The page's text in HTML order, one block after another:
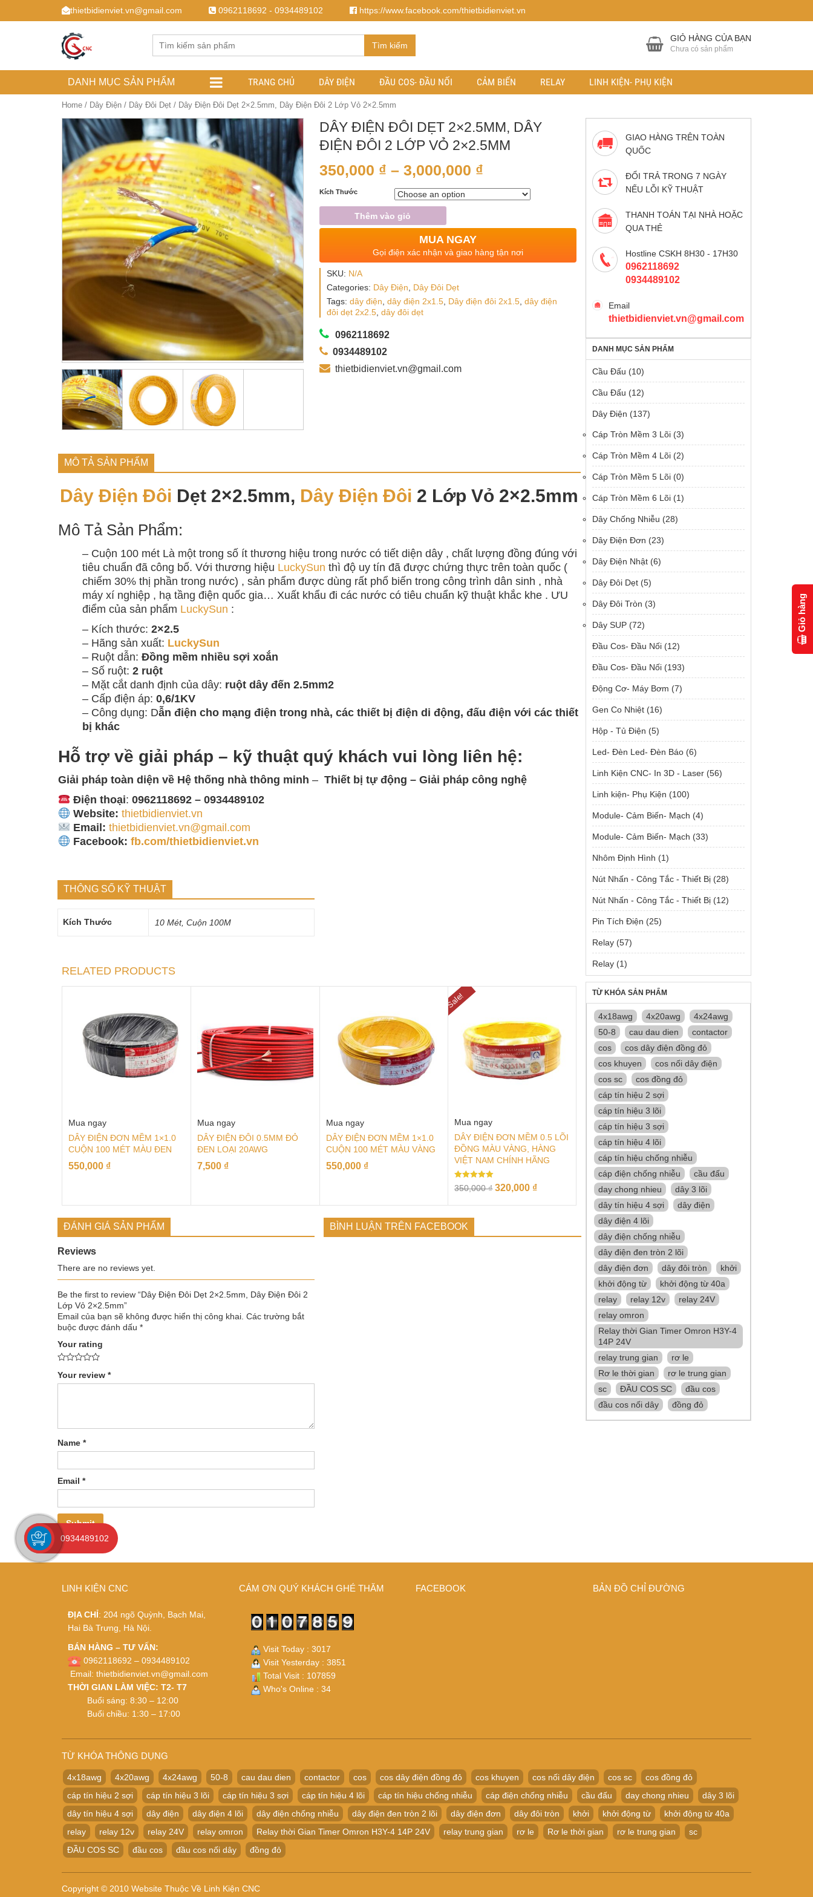
thietbidienviet.vn@gmail.com 0962118692 - 0934489102 https://www.facebook.com/thietbidienviet.vn
Tìm kiếm
GIỎ HÀNG CỦA BẠN
Chưa có sản phẩm
DANH MỤC SẢN PHẨM TRANG CHỦ DÂY ĐIỆN ĐẦU COS- ĐẦU NỐI CẢM BIẾN RELAY LINH KIỆN- PHỤ KIỆN
Home / Dây Điện / Dây Đôi Dẹt / Dây Điện Đôi Dẹt 2×2.5mm, Dây Điện Đôi 2 Lớp Vỏ 2×2.5mm
DÂY ĐIỆN ĐÔI DẸT 2×2.5MM, DÂY
ĐIỆN ĐÔI 2 LỚP VỎ 2×2.5MM
350,000 ₫ – 3,000,000 ₫
Kích Thước
Thêm vào giỏ
MUA NGAY
Gọi điện xác nhận và giao hàng tận nơi
SKU: N/A
Categories: Dây Điện
Dây Đôi Dẹt
Tags: dây điện dây điện 2x1.5, Dây điện đôi 2x1.5, dây điện
đôi dẹt 2x2.5, dây đôi dẹt
0962118692
0934489102
thietbidienviet.vn@gmail.com
MÔ TẢ SẢN PHẨM
Dây Điện Đôi Dẹt 2×2.5mm, Dây Điện Đôi 2 Lớp Vỏ 2×2.5mm
Mô Tả Sản Phẩm:
– Cuộn 100 mét Là một trong số ít thương hiệu trong nước có tiết diện dây , chất lượng đồng đúng với
tiêu chuẩn đã công bố. Với thương hiệu LuckySun thì độ uy tín đã được chứng thực trên toàn quốc (
chiếm 30% thị phần trong nước) , sản phẩm được dùng rất phổ biến trong công trình dân sinh , nhà
máy xí nghiệp , hạ tầng điện quốc gia… Xuất khẩu đi các nước có tiêu chuẩn kỹ thuật khắc khe . ƯU
điểm của sản phẩm LuckySun :
– Kích thước: 2×2.5
– Hãng sản xuất: LuckySun
– Ruột dẫn: Đồng mềm nhiều sợi xoắn
– Số ruột: 2 ruột
– Mặt cắt danh định của dây: ruột dây đến 2.5mm2
– Cấp điện áp: 0,6/1KV
– Công dụng: Dẫn điện cho mạng điện trong nhà, các thiết bị điện di động, đấu điện với các thiết
bị khác
Hỗ trợ về giải pháp – kỹ thuật quý khách vui lòng liên hệ:
Giải pháp toàn diện về Hệ thống nhà thông minh – Thiết bị tự động – Giải pháp công nghệ
Điện thoại: 0962118692 – 0934489102
Website: thietbidienviet.vn
Email: thietbidienviet.vn@gmail.com
Facebook: fb.com/thietbidienviet.vn
THÔNG SỐ KỸ THUẬT
Kích Thước 10 Mét, Cuộn 100M
RELATED PRODUCTS
Mua ngay
DÂY ĐIỆN ĐƠN MỀM 1×1.0
CUỘN 100 MÉT MÀU ĐEN
550,000 ₫
Mua ngay
DÂY ĐIỆN ĐÔI 0.5MM ĐỎ
ĐEN LOẠI 20AWG
7,500 ₫
Mua ngay
DÂY ĐIỆN ĐƠN MỀM 1×1.0
CUỘN 100 MÉT MÀU VÀNG
550,000 ₫
Sale!
Mua ngay
DÂY ĐIỆN ĐƠN MỀM 0.5 LÕI
ĐỒNG MÀU VÀNG, HÀNG
VIỆT NAM CHÍNH HÃNG
Rated
5.00
350,000₫ 320,000 ₫
ĐÁNH GIÁ SẢN PHẨM
Reviews
There are no reviews yet.
Be the first to review “Dây Điện Đôi Dẹt 2×2.5mm, Dây Điện Đôi 2
Lớp Vỏ 2×2.5mm”
Email của bạn sẽ không được hiển thị công khai. Các trường bắt
buộc được đánh dấu *
Your rating
Your review *
Name *
Email *
BÌNH LUẬN TRÊN FACEBOOK
GIAO HÀNG TRÊN TOÀN
QUỐC
ĐỔI TRẢ TRONG 7 NGÀY
NẾU LỖI KỸ THUẬT
THANH TOÁN TẠI NHÀ HOẶC
QUA THẺ
Hostline CSKH 8H30 - 17H30
0962118692
0934489102
Email
thietbidienviet.vn@gmail.com
DANH MỤC SẢN PHẨM
Cầu Đấu (10)
Cầu Đấu (12)
Dây Điện (137)
Cáp Tròn Mềm 3 Lõi (3)
Cáp Tròn Mềm 4 Lõi (2)
Cáp Tròn Mềm 5 Lõi (0)
Cáp Tròn Mềm 6 Lõi (1)
Dây Chống Nhiễu (28)
Dây Điện Đơn (23)
Dây Điện Nhật (6)
Dây Đôi Dẹt (5)
Dây Đôi Tròn (3)
Dây SUP (72)
Đầu Cos- Đầu Nối (12)
Đầu Cos- Đầu Nối (193)
Động Cơ- Máy Bơm (7)
Gen Co Nhiệt (16)
Hộp - Tủ Điện (5)
Led- Đèn Led- Đèn Báo (6)
Linh Kiện CNC- In 3D - Laser (56)
Linh kiện- Phụ Kiện (100)
Module- Cảm Biến- Mạch (4)
Module- Cảm Biến- Mạch (33)
Nhôm Định Hình (1)
Nút Nhấn - Công Tắc - Thiết Bị (28)
Nút Nhấn - Công Tắc - Thiết Bị (12)
Pin Tích Điện (25)
Relay (57)
Relay (1)
TỪ KHÓA SẢN PHẨM
4x18awg 4x20awg
4x24awg
50-8
cau dau dien
contactor
cos
cos dây điện đồng đỏ
cos khuyen
cos nối dây điện
cos sc
cos đồng đỏ
cáp tín hiệu 2 sợi
cáp tín hiệu 3 lõi
cáp tín hiệu 3 sợi
cáp tín hiệu 4 lõi
cáp tín hiệu chống nhiễu
cáp điện chống nhiễu
cầu đấu
day chong nhieu
dây 3 lõi
dây tín hiệu 4 sợi
dây điện
dây điện 4 lõi
dây điện chống nhiễu
dây điện đen tròn 2 lõi
dây điện đơn
dây đôi tròn
khởi
khởi động từ
khởi động từ 40a
relay
relay 12v
relay 24V
relay omron
Relay thời Gian Timer Omron H3Y-4
14P 24V
relay trung gian
rơ le
Rơ le thời gian
rơ le trung gian
sc
ĐẦU COS SC
đầu cos
đầu cos nối dây
đồng đỏ
LINH KIỆN CNC
ĐỊA CHỈ: 204 ngõ Quỳnh, Bạch Mai,
Hai Bà Trưng, Hà Nội.
BÁN HÀNG – TƯ VẤN:
0962118692 – 0934489102
Email: thietbidienviet.vn@gmail.com
THỜI GIAN LÀM VIỆC: T2- T7
Buổi sáng: 8:30 – 12:00
Buổi chiều: 1:30 – 17:00
CÁM ƠN QUÝ KHÁCH GHÉ THĂM
Visit Today : 3017
Visit Yesterday : 3851
Total Visit : 107859
Who's Online : 34
FACEBOOK BẢN ĐỒ CHỈ ĐƯỜNG
TỪ KHÓA THÔNG DỤNG
4x18awg 4x20awg 4x24awg 50-8 cau dau dien contactor cos cos dây điện đồng đỏ cos khuyen cos nối dây điện cos sc
cos đồng đỏ
cáp tín hiệu 2 sợi
cáp tín hiệu 3 lõi cáp tín hiệu 3 sợi cáp tín hiệu 4 lõi cáp tín hiệu chống nhiễu cáp điện chống nhiễu cầu đấu day chong nhieu
dây 3 lõi
dây tín hiệu 4 sợi
dây điện dây điện 4 lõi dây điện chống nhiễu dây điện đen tròn 2 lõi dây điện đơn dây đôi tròn khởi khởi động từ
khởi động từ 40a
relay
relay 12v relay 24V relay omron Relay thời Gian Timer Omron H3Y-4 14P 24V relay trung gian rơ le Rơ le thời gian rơ le trung gian
sc
ĐẦU COS SC
đầu cos đầu cos nối dây đồng đỏ
Copyright © 2010 Website Thuộc Về Linh Kiện CNC
0934489102
Giỏ hàng